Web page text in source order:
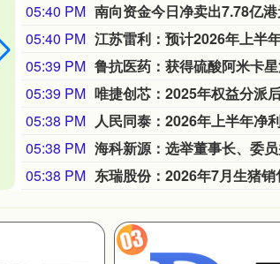
05:40 PM 南向资金今日净卖出7.78亿
05:40 PM 江苏雷利：预计2026年上半
05:39 PM 鲁抗医药：获得硫酸阿米卡
05:39 PM
05:38 PM
05:38 PM 海科新源：选举董事长、委
05:38 PM 东瑞股份：2026年7月生猪